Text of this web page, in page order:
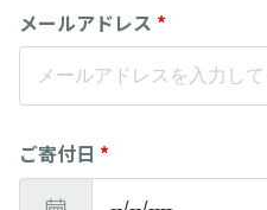
メールアドレス *
ご寄付日 *